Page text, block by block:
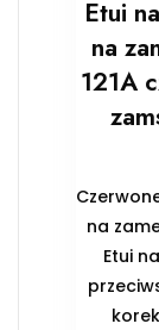
Etui
na
121A
na
Etui